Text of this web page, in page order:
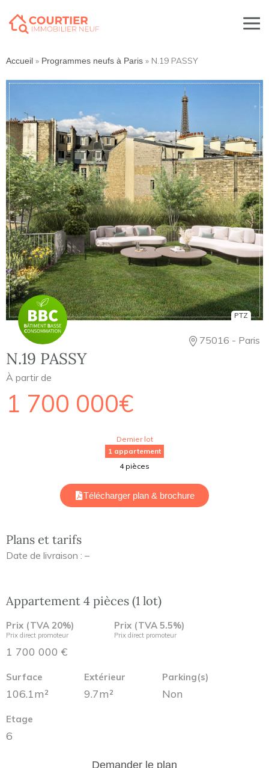
Accueil » Programmes neufs à Paris » N.19 PASSY
PTZ
75016 - Paris
N.19 PASSY
À partir de
1 700 000€
Dernier lot
1 appartement
4 pièces
Télécharger plan & brochure
Plans et tarifs
Date de livraison : –
Appartement 4 pièces (1 lot)
Prix (TVA 20%)
Prix direct promoteur
1 700 000 €
Prix (TVA 5.5%)
Prix direct promoteur
Surface
106.1m²
Extérieur
9.7m²
Parking(s)
Non
Etage
6
Demander le plan